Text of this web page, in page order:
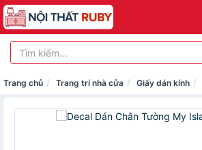
Trang chủ Trang trí nhà cửa Giấy dán kính